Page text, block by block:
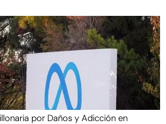
por Daños y Adicción en